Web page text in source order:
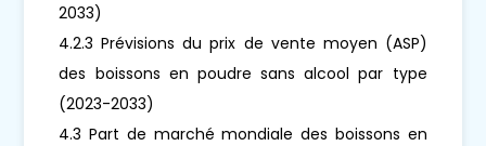
2033)
4.2.3 Prévisions du prix de vente moyen (ASP)
des boissons en poudre sans alcool par type
(2023-2033)
4.3 Part de marché mondiale des boissons en